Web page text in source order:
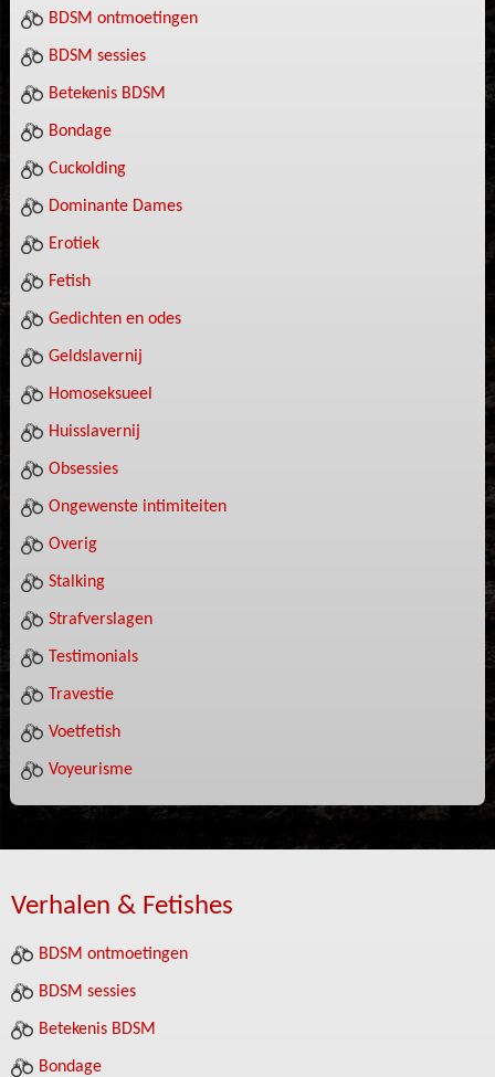
BDSM ontmoetingen
BDSM sessies
Betekenis BDSM
Bondage
Cuckolding
Dominante Dames
Erotiek
Fetish
Gedichten en odes
Geldslavernij
Homoseksueel
Huisslavernij
Obsessies
Ongewenste intimiteiten
Overig
Stalking
Strafverslagen
Testimonials
Travestie
Voetfetish
Voyeurisme
Verhalen & Fetishes
BDSM ontmoetingen
BDSM sessies
Betekenis BDSM
Bondage